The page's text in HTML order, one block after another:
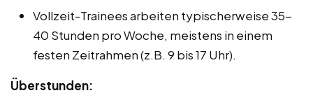
Vollzeit-Trainees arbeiten typischerweise 35-
40 Stunden pro Woche, meistens in einem
festen Zeitrahmen (z.B. 9 bis 17 Uhr).
Überstunden: